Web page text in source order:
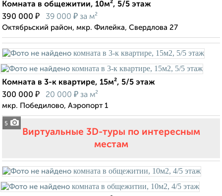
Комната в общежитии, 10м², 5/5 этаж
390 000 ₽ 39 000 ₽ за м²
Октябрьский район, мкр. Филейка, Свердлова 27
5
Комната в 3-к квартире, 15м², 5/5 этаж
300 000 ₽ 20 000 ₽ за м²
мкр. Победилово, Аэропорт 1
Виртуальные 3D-туры по интересным
местам